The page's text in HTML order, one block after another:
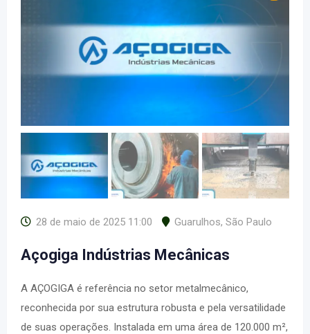
28 de maio de 2025 11:00 Guarulhos, São Paulo
Açogiga Indústrias Mecânicas
A AÇOGIGA é referência no setor metalmecânico,
reconhecida por sua estrutura robusta e pela versatilidade
de suas operações. Instalada em uma área de 120.000 m²,